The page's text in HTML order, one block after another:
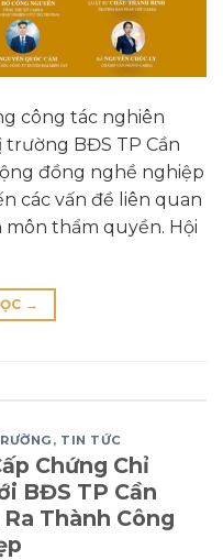
công tác nghiên
BĐS TP Cần
đồng nghề nghiệp
các vấn đề liên quan
thẩm quyền. Hội
→
, TIN TỨC
Chứng Chỉ
BĐS TP Cần
Thành Công